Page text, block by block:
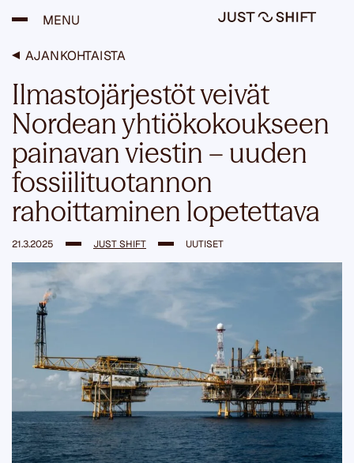
MENU
AJANKOHTAISTA
Ilmastojärjestöt veivät
Nordean yhtiökokoukseen
painavan viestin – uuden
fossiilituotannon
rahoittaminen lopetettava
21.3.2025 JUST SHIFT UUTISET